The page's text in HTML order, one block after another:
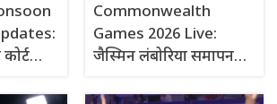
Commonwealth
Games 2026 Live:
जैस्मिन लंबोरिया समापन